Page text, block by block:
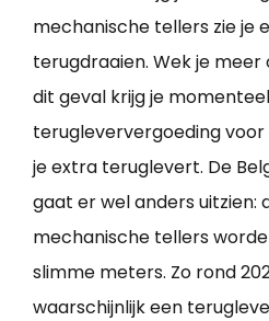
mechanische tellers zie je
terugdraaien. Wek je
dit geval krijg je
terugleververgoeding
je extra teruglevert. De
gaat er wel anders uitzien:
mechanische tellers
slimme meters. Zo rond
waarschijnlijk een